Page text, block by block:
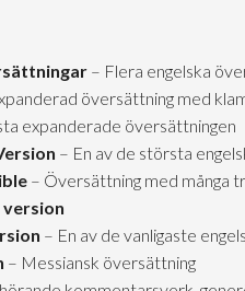
– Flera engelska
översättning med
expanderade översättningen
– En av de största
– Översättning med många
– En av de vanligaste
– Messiansk översättning